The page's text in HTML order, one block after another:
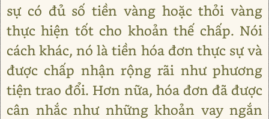
sự có đủ số tiền vàng hoặc thỏi vàng
thực hiện tốt cho khoản thế chấp. Nói
cách khác, nó là tiền hóa đơn thực sự và
được chấp nhận rộng rãi như phương
tiện trao đổi. Hơn nữa, hóa đơn đã được
cân nhắc như những khoản vay ngắn